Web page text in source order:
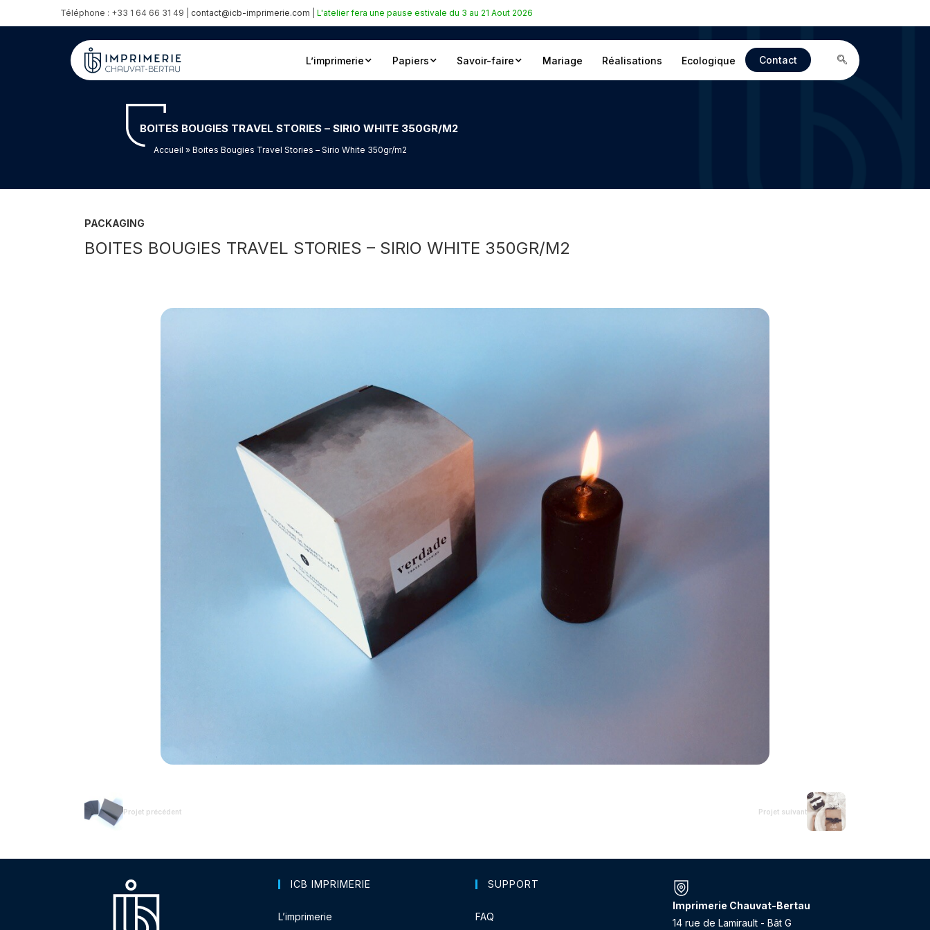
Téléphone : +33 1 64 66 31 49 | contact@icb-imprimerie.com L'atelier fera une pause estivale du 3 au 21 Aout 2026
L’imprimerie Papiers Savoir-faire Mariage Réalisations Ecologique Contact
BOITES BOUGIES TRAVEL STORIES – SIRIO WHITE 350GR/M2
Accueil » Boites Bougies Travel Stories – Sirio White 350gr/m2
PACKAGING
BOITES BOUGIES TRAVEL STORIES – SIRIO WHITE 350GR/M2
Projet précédent Projet suivant
ICB IMPRIMERIE
L’imprimerie
SUPPORT
FAQ
Imprimerie Chauvat-Bertau
14 rue de Lamirault - Bât G